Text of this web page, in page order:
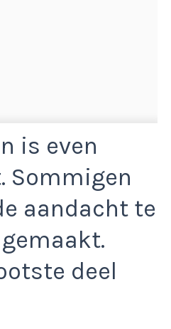
is even
Sommigen
aandacht te
deel